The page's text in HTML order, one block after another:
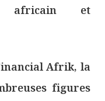
africain et
Afrik, la
figures